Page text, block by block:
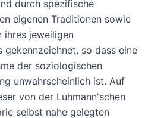
durch spezifische
eigenen Traditionen sowie
ihres jeweiligen
gekennzeichnet, so dass eine
der soziologischen
unwahrscheinlich ist. Auf
von der Luhmann'schen
selbst nahe gelegten